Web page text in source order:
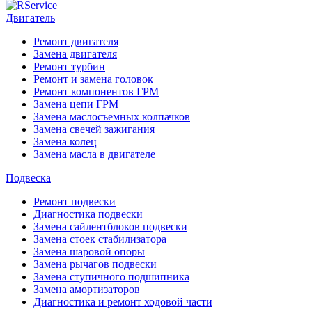
Двигатель
Ремонт двигателя
Замена двигателя
Ремонт турбин
Ремонт и замена головок
Ремонт компонентов ГРМ
Замена цепи ГРМ
Замена маслосъемных колпачков
Замена свечей зажигания
Замена колец
Замена масла в двигателе
Подвеска
Ремонт подвески
Диагностика подвески
Замена сайлентблоков подвески
Замена стоек стабилизатора
Замена шаровой опоры
Замена рычагов подвески
Замена ступичного подшипника
Замена амортизаторов
Диагностика и ремонт ходовой части